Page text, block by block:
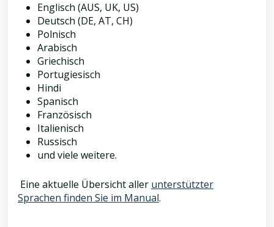
Englisch (AUS, UK, US)
Deutsch (DE, AT, CH)
Polnisch
Arabisch
Griechisch
Portugiesisch
Hindi
Spanisch
Französisch
Italienisch
Russisch
und viele weitere.
Eine aktuelle Übersicht aller unterstützter
Sprachen finden Sie im Manual.